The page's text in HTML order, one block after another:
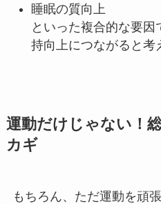
睡眠の質向上
といった複合的な要
持向上につながると考
運動だけじゃない！
カギ
もちろん、ただ運動を頑